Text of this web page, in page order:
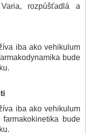
Varia, rozpúšťadlá a
iba ako vehikulum
bude
iba ako vehikulum
bude